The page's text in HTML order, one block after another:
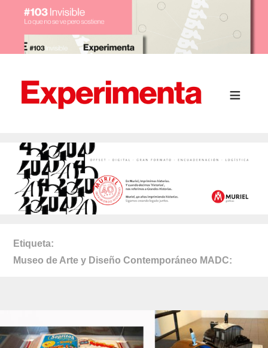
Etiqueta
Museo de Arte y Diseño Contemporáneo MADC